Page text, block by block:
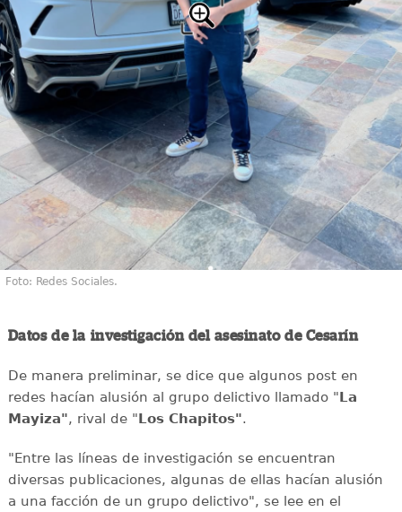
Foto: Redes Sociales.
Datos de la investigación del asesinato de Cesarín
De manera preliminar, se dice que algunos post en
redes hacían alusión al grupo delictivo llamado "La
Mayiza", rival de "Los Chapitos".
"Entre las líneas de investigación se encuentran
diversas publicaciones, algunas de ellas hacían alusión
a una facción de un grupo delictivo", se lee en el